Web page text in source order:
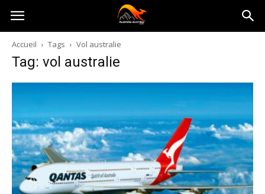
Australia-
australie.com
Accueil Tags Vol australie
Tag: vol australie